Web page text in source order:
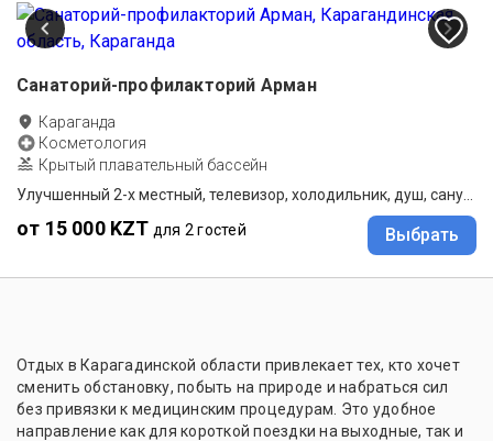
Санаторий-профилакторий Арман
Караганда
Косметология
Крытый плавательный бассейн
от 15 000 KZT для 2 гостей Выбрать
Отдых в Карагадинской области привлекает тех, кто хочет
сменить обстановку, побыть на природе и набраться сил
без привязки к медицинским процедурам. Это удобное
направление как для короткой поездки на выходные, так и